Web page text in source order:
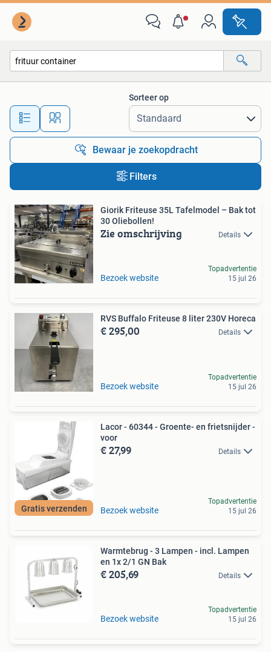
Alle afstanden…
Sorteer op
Bewaar je zoekopdracht
Filters
Giorik Friteuse 35L Tafelmodel – Bak tot
30 Oliebollen!
Zie omschrijving Details
Bezoek website
Topadvertentie
15 jul 26
RVS Buffalo Friteuse 8 liter 230V Horeca
€ 295,00 Details
Bezoek website
Topadvertentie
15 jul 26
Gratis verzenden
Lacor - 60344 - Groente- en frietsnijder -
voor
€ 27,99 Details
Bezoek website
Topadvertentie
15 jul 26
Warmtebrug - 3 Lampen - incl. Lampen
en 1x 2/1 GN Bak
€ 205,69 Details
Bezoek website
Topadvertentie
15 jul 26